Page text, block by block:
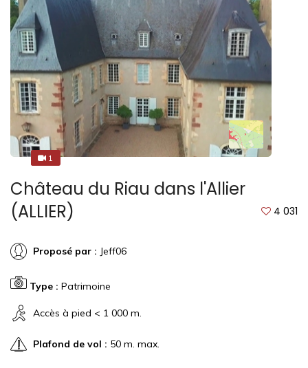
11
Château du Riau dans l'Allier
(ALLIER)
4 031
Proposé par : Jeff06
Type : Patrimoine
Accès à pied < 1 000 m.
Plafond de vol : 50 m. max.